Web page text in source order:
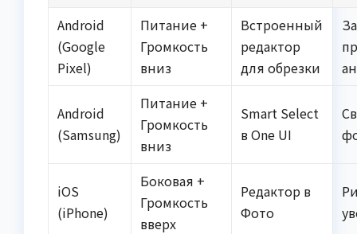
Android
(Google
Pixel)
Питание +
Громкость
вниз
Встроенный
редактор
для обрезки
Android
(Samsung)
Питание +
Громкость
вниз
Smart Select
в One UI
iOS
(iPhone)
Боковая +
Громкость
вверх
Редактор в
Фото